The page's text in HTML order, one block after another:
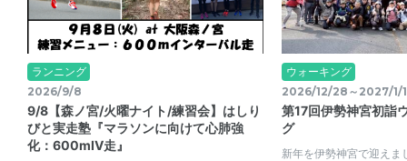
ランニング
2026/9/8
9/8【森ノ宮/火曜ナイト/練習会】はしり
びと実走塾『マラソンに向けて心肺強
化：600mIV走』
ウォーキング
2026/12/28～2027/1/1
第17回伊勢神宮初詣
グ
新年を伊勢神宮で迎え